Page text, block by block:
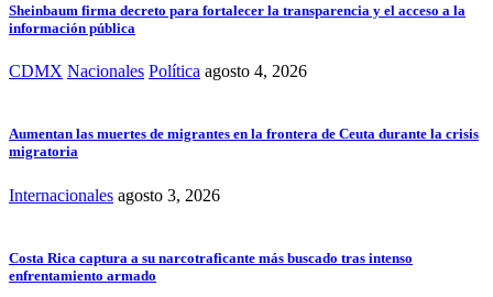
Sheinbaum firma decreto para fortalecer la transparencia y el acceso a la
información pública
CDMX Nacionales Política agosto 4, 2026
Aumentan las muertes de migrantes en la frontera de Ceuta durante la crisis
migratoria
Internacionales agosto 3, 2026
Costa Rica captura a su narcotraficante más buscado tras intenso
enfrentamiento armado